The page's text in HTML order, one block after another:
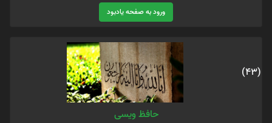
ورود به صفحه یادبود
(43)
حافظ ویسی